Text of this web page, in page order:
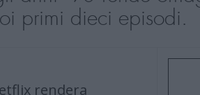
primi dieci episodi.
rendera